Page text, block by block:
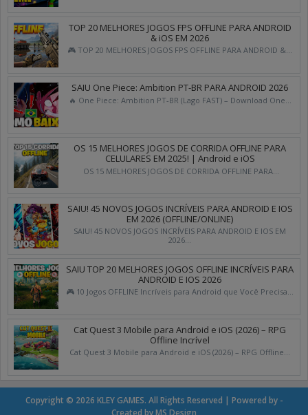
TOP 20 MELHORES JOGOS FPS OFFLINE PARA ANDROID
& iOS EM 2026
🎮 TOP 20 MELHORES JOGOS FPS OFFLINE PARA ANDROID &...
SAIU One Piece: Ambition PT-BR PARA ANDROID 2026
🔥 One Piece: Ambition PT-BR (Lago FAST) – Download One...
OS 15 MELHORES JOGOS DE CORRIDA OFFLINE PARA
CELULARES EM 2025! | Android e iOS
OS 15 MELHORES JOGOS DE CORRIDA OFFLINE PARA...
SAIU! 45 NOVOS JOGOS INCRÍVEIS PARA ANDROID E IOS
EM 2026 (OFFLINE/ONLINE)
SAIU! 45 NOVOS JOGOS INCRÍVEIS PARA ANDROID E IOS EM
2026...
SAIU TOP 20 MELHORES JOGOS OFFLINE INCRÍVEIS PARA
ANDROID E IOS 2026
🎮 10 Jogos OFFLINE Incríveis para Android que Você Precisa...
Cat Quest 3 Mobile para Android e iOS (2026) – RPG
Offline Incrível
Cat Quest 3 Mobile para Android e iOS (2026) – RPG Offline...
Copyright © 2026 KLEY GAMES. All Rights Reserved | Powered by -